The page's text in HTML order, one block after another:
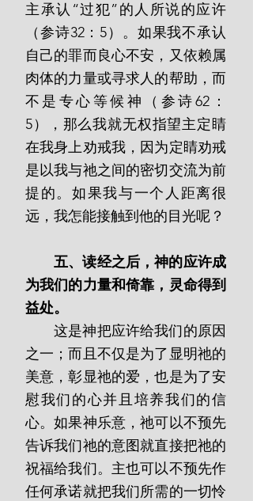
主承认“过犯”的人所说的应许
（参诗32：5）。如果我不承认
自己的罪而良心不安，又依赖属
肉体的力量或寻求人的帮助，而
不是专心等候神（参诗62：
5），那么我就无权指望主定睛
在我身上劝戒我，因为定睛劝戒
是以我与祂之间的密切交流为前
提的。如果我与一个人距离很
远，我怎能接触到他的目光呢？
       五、读经之后，神的应许成
为我们的力量和倚靠，灵命得到
益处。
       这是神把应许给我们的原因
之一；而且不仅是为了显明祂的
美意，彰显祂的爱，也是为了安
慰我们的心并且培养我们的信
心。如果神乐意，祂可以不预先
告诉我们祂的意图就直接把祂的
祝福给我们。主也可以不预先作
任何承诺就把我们所需的一切怜